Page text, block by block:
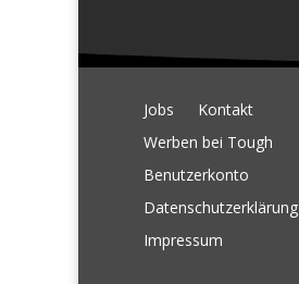
Jobs
Kontakt
Werben bei Tough
Benutzerkonto
Datenschutzerklärung
Impressum